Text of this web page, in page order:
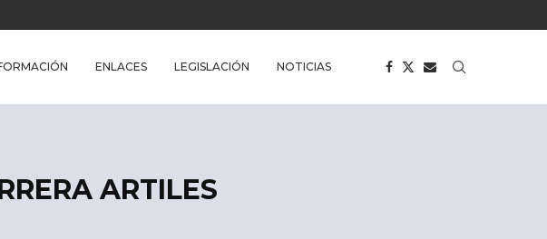
ENLACES LEGISLACIÓN NOTICIAS
ARTILES